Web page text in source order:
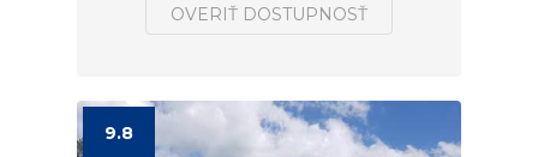
OVERIŤ DOSTUPNOSŤ
9.8